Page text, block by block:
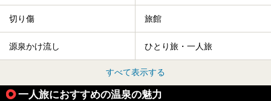
切り傷 旅館
源泉かけ流し ひとり旅・一人旅
すべて表示する
一人旅におすすめの温泉の魅力